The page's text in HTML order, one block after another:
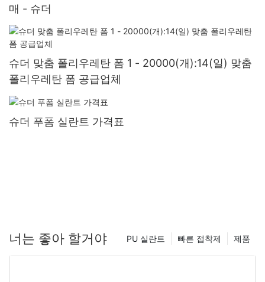
매 - 슈더
슈더 맞춤 폴리우레탄 폼 1 - 20000(개):14(일) 맞춤
폴리우레탄 폼 공급업체
슈더 푸폼 실란트 가격표
너는 좋아 할거야 제품
빠른 접착제
PU 실란트